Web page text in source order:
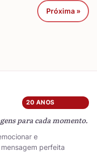
Próxima »
20 ANOS
para cada momento.
e
perfeita